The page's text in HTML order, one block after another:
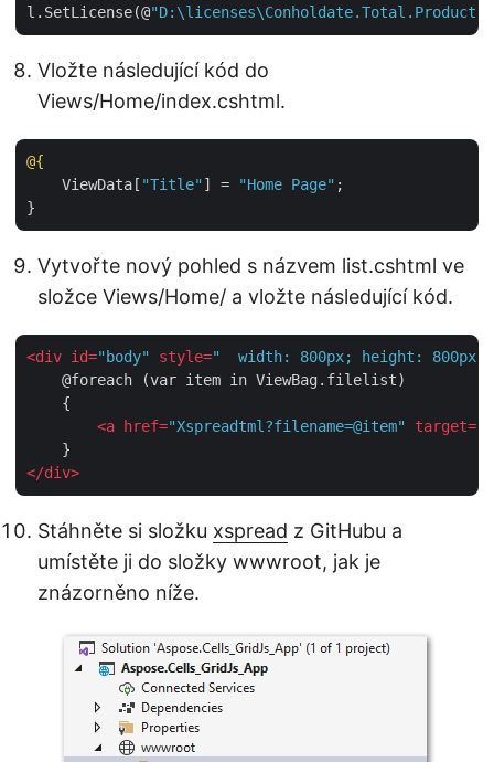
l.SetLicense(@
Vložte následující kód do
Views/Home/index.cshtml.
@{
    ViewData[
"Title" ] = "Home Page" ;
Vytvořte nový pohled s názvem list.cshtml ve
složce Views/Home/ a vložte následující kód.
<div id="body" style="  width: 800px; height: 800px;
    @foreach (var item in ViewBag.filelist)
    {
<a href="Xspreadtml?filename=@item" target=
</div>
Stáhněte si složku xspread z GitHubu a
umístěte ji do složky wwwroot, jak je
znázorněno níže.